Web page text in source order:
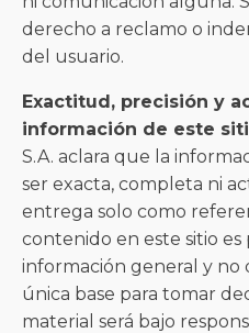
derecho a reclamo o
del usuario.
Exactitud, precisión y
información de este
S.A. aclara que la
ser exacta, completa ni
entrega solo como
contenido en este sitio es
información general y no
única base para tomar
material será bajo